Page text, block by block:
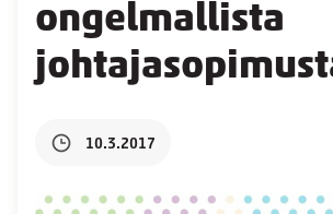
ongelmallista
10.3.2017